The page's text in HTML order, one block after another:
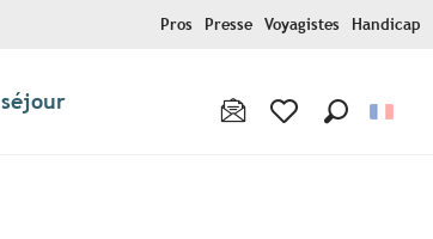
Pros Presse Voyagistes Handicap